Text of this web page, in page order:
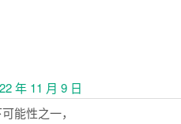
年 11 月 9 日
能性之一，